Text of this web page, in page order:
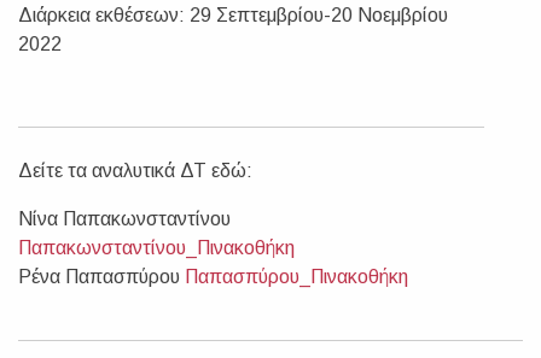
Διάρκεια εκθέσεων: 29 Σεπτεμβρίου-20 Νοεμβρίου
2022
Δείτε τα αναλυτικά ΔΤ εδώ:
Νίνα Παπακωνσταντίνου
Παπακωνσταντίνου_Πινακοθήκη
Ρένα Παπασπύρου Παπασπύρου_Πινακοθήκη